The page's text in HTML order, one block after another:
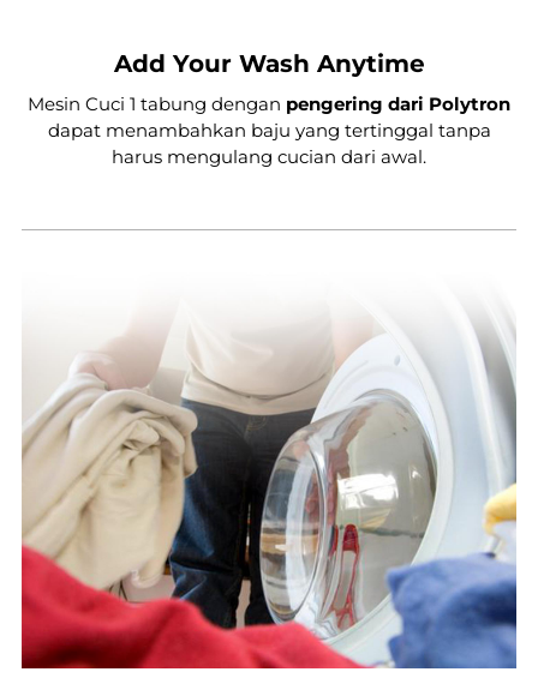
Add Your Wash Anytime
Mesin Cuci 1 tabung dengan pengering dari Polytron
dapat menambahkan baju yang tertinggal tanpa
harus mengulang cucian dari awal.